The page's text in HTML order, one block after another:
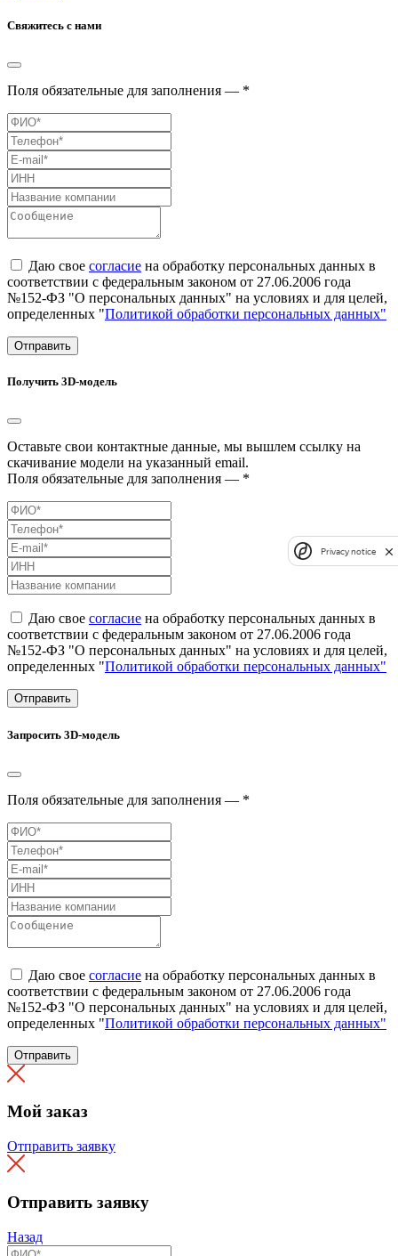
Свяжитесь с нами
Поля обязательные для заполнения — *
Даю свое согласие на обработку персональных данных в
соответствии с федеральным законом от 27.06.2006 года
№152-ФЗ "О персональных данных" на условиях и для целей,
определенных "Политикой обработки персональных данных"
Отправить
Получить 3D-модель
Оставьте свои контактные данные, мы вышлем ссылку на
скачивание модели на указанный email.
Поля обязательные для заполнения — *
Даю свое согласие на обработку персональных данных в
соответствии с федеральным законом от 27.06.2006 года
№152-ФЗ "О персональных данных" на условиях и для целей,
определенных "Политикой обработки персональных данных"
Отправить
Запросить 3D-модель
Поля обязательные для заполнения — *
Даю свое согласие на обработку персональных данных в
соответствии с федеральным законом от 27.06.2006 года
№152-ФЗ "О персональных данных" на условиях и для целей,
определенных "Политикой обработки персональных данных"
Отправить
Мой заказ
Отправить заявку
Отправить заявку
Назад
Privacy notice